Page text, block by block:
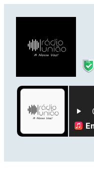
para
conteúdo